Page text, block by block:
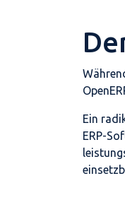
Ein
ERP-